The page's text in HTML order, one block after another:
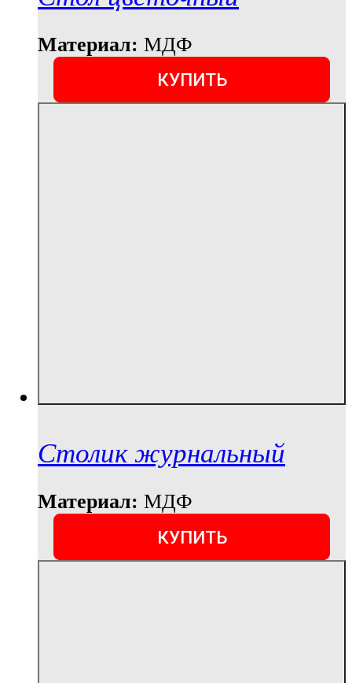
Материал: МДФ
КУПИТЬ
Столик журнальный
Материал: МДФ
КУПИТЬ